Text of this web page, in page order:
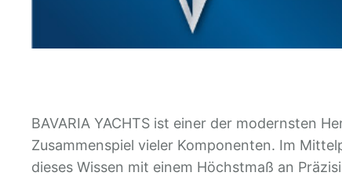
BAVARIA YACHTS ist einer der modernsten
Zusammenspiel vieler Komponenten. Im
dieses Wissen mit einem Höchstmaß an